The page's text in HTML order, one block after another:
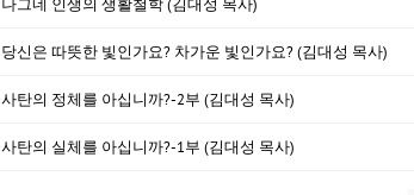
나그네 인생의 생활철학 (김대성 목사)
당신은 따뜻한 빛인가요? 차가운 빛인가요? (김대성 목사)
사탄의 정체를 아십니까?-2부 (김대성 목사)
사탄의 실체를 아십니까?-1부 (김대성 목사)